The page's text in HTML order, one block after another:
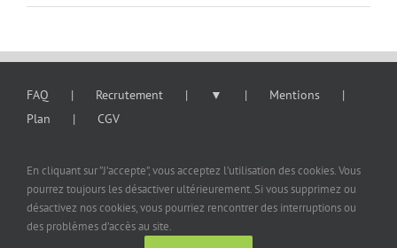
FAQ Recrutement ▼
Mentions
Plan
CGV
© Copyright 2020 2026 | All Rights Reserved | DAVION SAS
En cliquant sur ”J’accepte”, vous acceptez l’utilisation des cookies. Vous
pourrez toujours les désactiver ultérieurement. Si vous supprimez ou
désactivez nos cookies, vous pourriez rencontrer des interruptions ou
des problèmes d’accès au site.